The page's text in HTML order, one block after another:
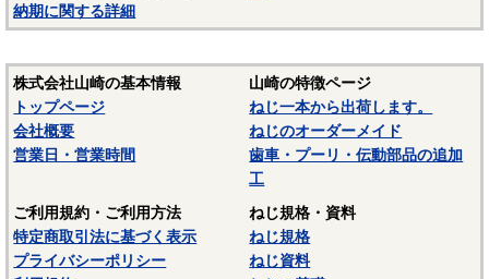
納期に関する詳細
株式会社山崎の基本情報
トップページ
会社概要
営業日・営業時間
山崎の特徴ページ
ねじ一本から出荷します。
ねじのオーダーメイド
歯車・プーリ・伝動部品の追加
工
ご利用規約・ご利用方法
特定商取引法に基づく表示
プライバシーポリシー
ねじ規格・資料
ねじ規格
ねじ資料